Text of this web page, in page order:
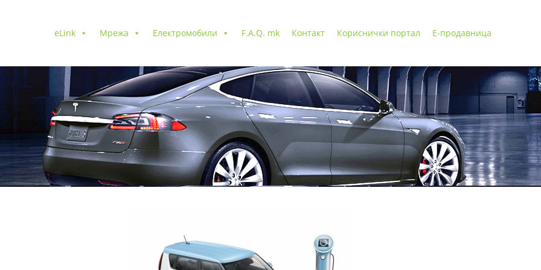
eLink Мрежа Електромобили F.A.Q. mk Контакт Кориснички портал Е-продавница